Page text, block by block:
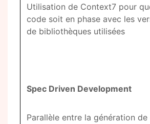
Utilisation de Context7 pour
code soit en phase avec les
de bibliothèques utilisées
Spec Driven Development
Parallèle entre la génération